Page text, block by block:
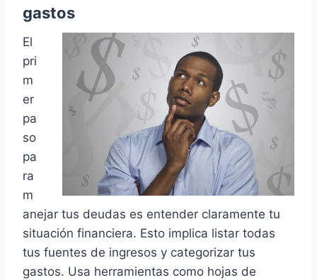
gastos
El
pri
m
er
pa
so
pa
ra
m
anejar tus deudas es entender claramente tu
situación financiera. Esto implica listar todas
tus fuentes de ingresos y categorizar tus
gastos. Usa herramientas como hojas de